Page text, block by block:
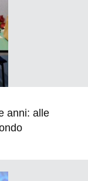
anni: alle